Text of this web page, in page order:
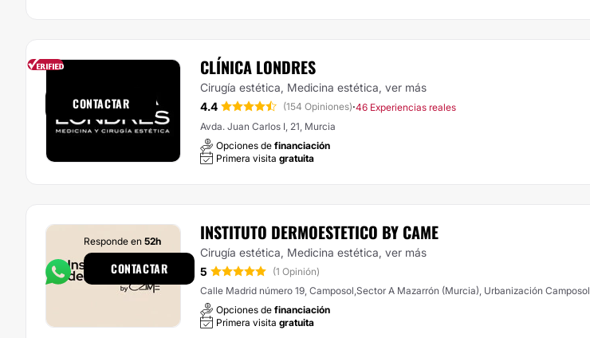
CLÍNICA LONDRES
Cirugía estética, Medicina estética, ver más
4.4
(154 Opiniones)·46 Experiencias reales
Avda. Juan Carlos I, 21, Murcia
Opciones de financiación
Primera visita gratuita
CONTACTAR
INSTITUTO DERMOESTETICO BY CAME
Cirugía estética, Medicina estética, ver más
5
(1 Opinión)
Calle Madrid número 19, Camposol,Sector A Mazarrón (Murcia), Urbanización Camposol
Opciones de financiación
Primera visita gratuita
Responde en 52h
CONTACTAR